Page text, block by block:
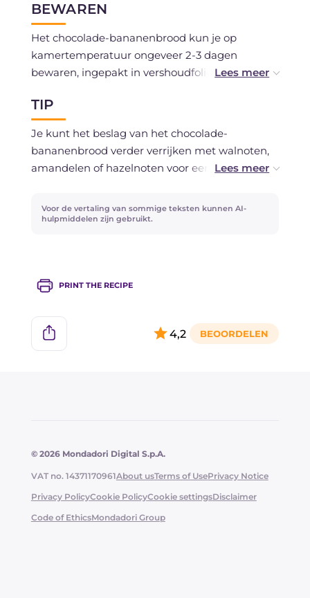
BEWAREN
Het chocolade-bananenbrood kun je op
kamertemperatuur ongeveer 2-3 dagen
bewaren, ingepakt in vershoudfolie of in een
Je kunt het invriezen in plakken nadat het
gebakken en afgekoeld is.
TIP
Je kunt het beslag van het chocolade-
bananenbrood verder verrijken met walnoten,
amandelen of hazelnoten voor een krokante
Als je op zoek bent naar andere ideeën om rijpe
Voor de vertaling van sommige teksten kunnen AI-
hulpmiddelen zijn gebruikt.
PRINT THE RECIPE
4,2
© 2026 Mondadori Digital S.p.A.
VAT no. 14371170961About usTerms of UsePrivacy Notice
Privacy PolicyCookie PolicyCookie settingsDisclaimer
Code of EthicsMondadori Group